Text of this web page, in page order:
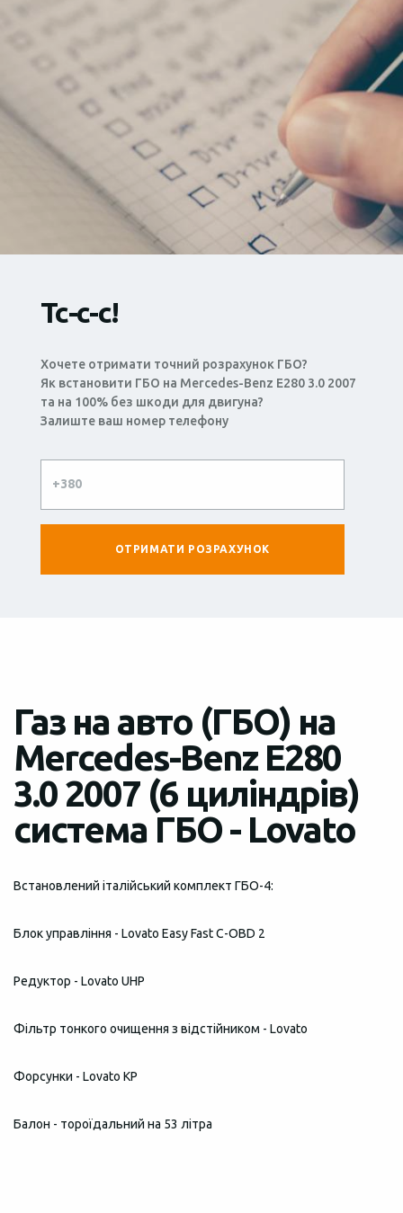
Тс-с-с!
Хочете отримати точний розрахунок ГБО?
Як встановити ГБО на Mercedes-Benz E280 3.0 2007
та на 100% без шкоди для двигуна?
Залиште ваш номер телефону
Газ на авто (ГБО) на
Mercedes-Benz E280
3.0 2007 (6 циліндрів)
система ГБО - Lovato
Встановлений італійський комплект ГБО-4:
Блок управління - Lovato Easy Fast C-OBD 2
Редуктор - Lovato UHP
Фільтр тонкого очищення з відстійником - Lovato
Форсунки - Lovato КР
Балон - тороїдальний на 53 літра